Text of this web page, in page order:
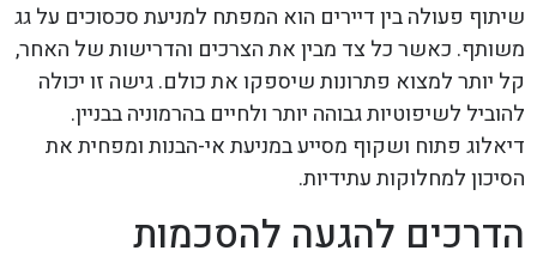
שיתוף פעולה בין דיירים הוא המפתח למניעת סכסוכים על גג
משותף. כאשר כל צד מבין את הצרכים והדרישות של האחר,
קל יותר למצוא פתרונות שיספקו את כולם. גישה זו יכולה
להוביל לשיפוטיות גבוהה יותר ולחיים בהרמוניה בבניין.
דיאלוג פתוח ושקוף מסייע במניעת אי-הבנות ומפחית את
הסיכון למחלוקות עתידיות.
הדרכים להגעה להסכמות